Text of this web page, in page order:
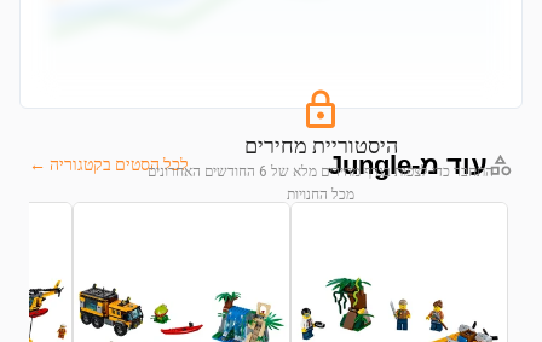
היסטוריית מחירים
התחבר כדי לצפות בגרף מחירים מלא של 6 החודשים האחרונים
מכל החנויות
עוד מ-Jungle לכל הסטים בקטגוריה ←